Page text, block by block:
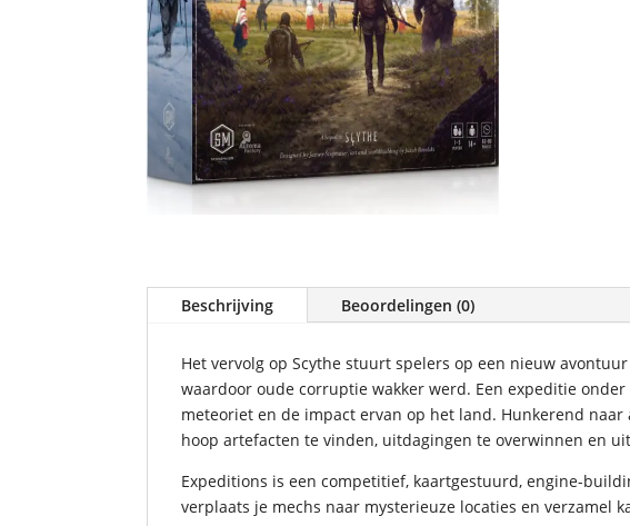
Beschrijving Beoordelingen (0)
Het vervolg op Scythe stuurt spelers op een nieuw
waardoor oude corruptie wakker werd. Een expeditie
meteoriet en de impact ervan op het land. Hunkerend
hoop artefacten te vinden, uitdagingen te overwinnen en
Expeditions is een competitief, kaartgestuurd, engine-
verplaats je mechs naar mysterieuze locaties en verzamel